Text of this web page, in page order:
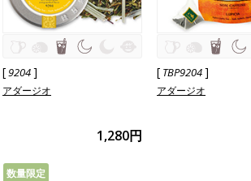
[9204]
アダージオ
1,280円
[ TBP9204]
アダージオ
数量限定